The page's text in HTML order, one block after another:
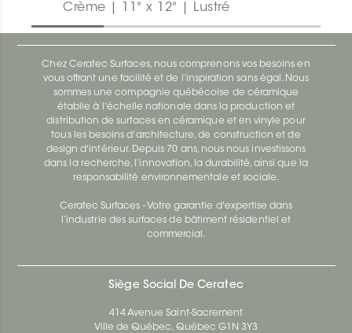
Crème | 11" x 12" | Lustré
Chez Ceratec Surfaces, nous comprenons vos besoins en
vous offrant une facilité et de l’inspiration sans égal. Nous
sommes une compagnie québécoise de céramique
établie à l'échelle nationale dans la production et
distribution de surfaces en céramique et en vinyle pour
tous les besoins d'architecture, de construction et de
design d'intérieur. Depuis 70 ans, nous nous investissons
dans la recherche, l’innovation, la durabilité, ainsi que la
responsabilité environnementale et sociale.
Ceratec Surfaces - Votre garantie d'expertise dans
l’industrie des surfaces de bâtiment résidentiel et
commercial.
Siège Social De Ceratec
414 Avenue Saint-Sacrement
Ville de Québec, Québec G1N 3Y3